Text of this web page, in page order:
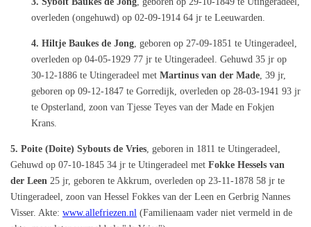
overleden (ongehuwd) op 02-09-1914 64 jr te Leeuwarden.
4. Hiltje Baukes de Jong, geboren op 27-09-1851 te Utingeradeel,
overleden op 04-05-1929 77 jr te Utingeradeel. Gehuwd 35 jr op
30-12-1886 te Utingeradeel met Martinus van der Made, 39 jr,
geboren op 09-12-1847 te Gorredijk, overleden op 28-03-1941 93 jr
te Opsterland, zoon van Tjesse Teyes van der Made en Fokjen
Krans.
5. Poite (Doite) Sybouts de Vries, geboren in 1811 te Utingeradeel,
Gehuwd op 07-10-1845 34 jr te Utingeradeel met Fokke Hessels van
der Leen 25 jr, geboren te Akkrum, overleden op 23-11-1878 58 jr te
Utingeradeel, zoon van Hessel Fokkes van der Leen en Gerbrig Nannes
Visser. Akte: www.allefriezen.nl (Familienaam vader niet vermeld in de